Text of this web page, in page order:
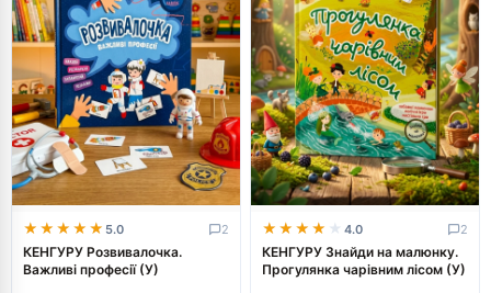
★★★★★
★★★★★ 5.0 2
КЕНГУРУ Розвивалочка.
Важливі професії (У)
★★★★★
★★★★★ 4.0 2
КЕНГУРУ Знайди на малюнку.
Прогулянка чарівним лісом (У)